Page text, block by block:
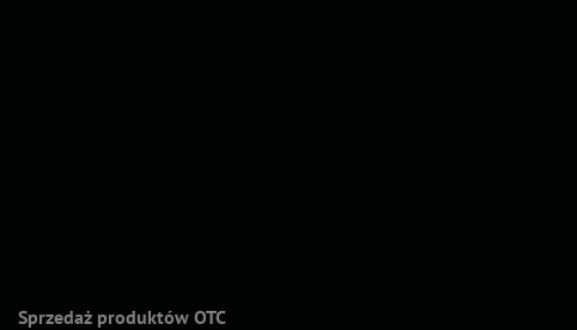
Sprzedaż produktów OTC